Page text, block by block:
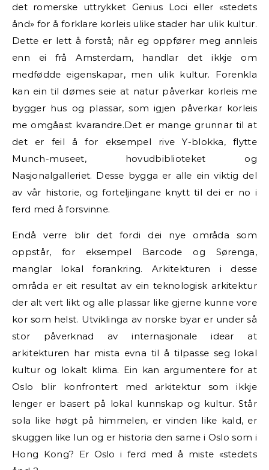
det romerske uttrykket Genius Loci eller «stedets
ånd» for å forklare korleis ulike stader har ulik kultur.
Dette er lett å forstå; når eg oppfører meg annleis
enn ei frå Amsterdam, handlar det ikkje om
medfødde eigenskapar, men ulik kultur. Forenkla
kan ein til dømes seie at natur påverkar korleis me
bygger hus og plassar, som igjen påverkar korleis
me omgåast kvarandre.Det er mange grunnar til at
det er feil å for eksempel rive Y-blokka, flytte
Munch-museet, hovudbiblioteket og
Nasjonalgalleriet. Desse bygga er alle ein viktig del
av vår historie, og forteljingane knytt til dei er no i
ferd med å forsvinne.
Endå verre blir det fordi dei nye områda som
oppstår, for eksempel Barcode og Sørenga,
manglar lokal forankring. Arkitekturen i desse
områda er eit resultat av ein teknologisk arkitektur
der alt vert likt og alle plassar like gjerne kunne vore
kor som helst. Utviklinga av norske byar er under så
stor påverknad av internasjonale idear at
arkitekturen har mista evna til å tilpasse seg lokal
kultur og lokalt klima. Ein kan argumentere for at
Oslo blir konfrontert med arkitektur som ikkje
lenger er basert på lokal kunnskap og kultur. Står
sola like høgt på himmelen, er vinden like kald, er
skuggen like lun og er historia den same i Oslo som i
Hong Kong? Er Oslo i ferd med å miste «stedets